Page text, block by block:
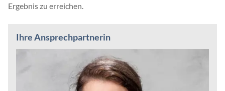
Ergebnis zu erreichen.
Ihre Ansprechpartnerin